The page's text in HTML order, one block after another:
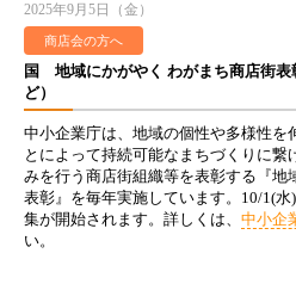
2025年9月5日（金）
商店会の方へ
国 地域にかがやく わがまち商店街表
ど）
中小企業庁は、地域の個性や多様性を
とによって持続可能なまちづくりに繋
みを行う商店街組織等を表彰する『
表彰』を毎年実施しています。10/1(
集が開始されます。詳しくは、 中小企
い。